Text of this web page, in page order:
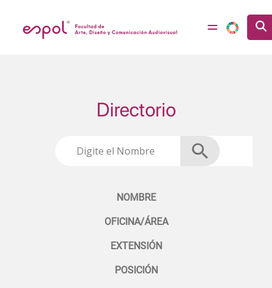
Directorio
NOMBRE
OFICINA/ÁREA
EXTENSIÓN
POSICIÓN